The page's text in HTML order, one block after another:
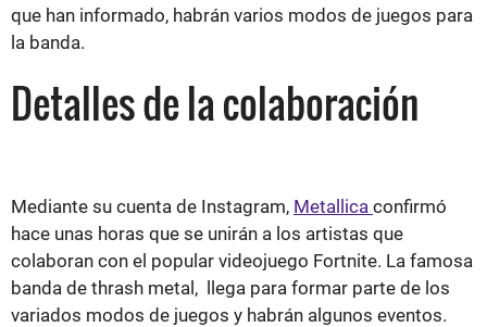
que han informado, habrán varios modos de juegos para
la banda.
Detalles de la colaboración
Mediante su cuenta de Instagram, Metallica confirmó
hace unas horas que se unirán a los artistas que
colaboran con el popular videojuego Fortnite. La famosa
banda de thrash metal, llega para formar parte de los
variados modos de juegos y habrán algunos eventos.